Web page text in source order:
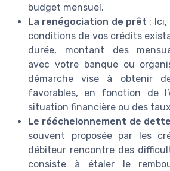
budget mensuel.
La renégociation de prêt : Ici,
conditions de vos crédits
durée, montant des
avec votre banque ou
démarche vise à obtenir
favorables, en fonction de
situation financière ou des
Le rééchelonnement de
souvent proposée par les
débiteur rencontre des
consiste à étaler le